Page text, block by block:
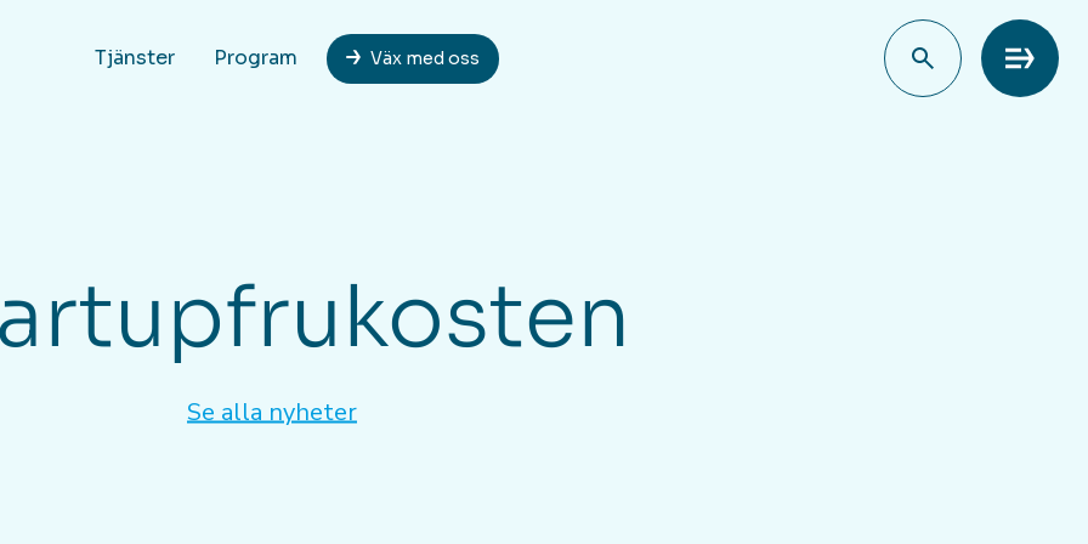
Tjänster Program Väx med oss
Meny
Se alla nyheter